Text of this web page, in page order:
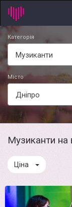
Категорія
Музиканти
Місто
Дніпро
Музиканти на
Ціна